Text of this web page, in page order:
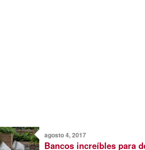
agosto 4, 2017
Bancos increíbles para